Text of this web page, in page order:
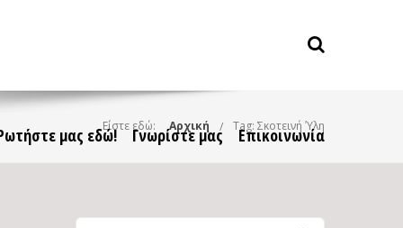
μας εδώ! Γνωρίστε μας Επικοινωνία
Είστε εδώ: Αρχική Tag: Σκοτεινή Ύλη